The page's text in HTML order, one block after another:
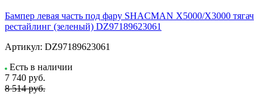
Бампер левая часть под фару SHACMAN X5000/X3000 тягач
рестайлинг (зеленый) DZ97189623061
Артикул: DZ97189623061
Есть в наличии
7 740 руб.
8 514 руб.